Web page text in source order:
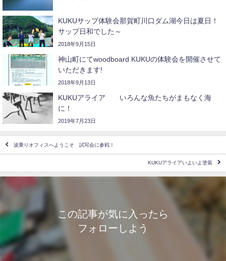
KUKUサップ体験会那賀町川口ダム湖今日は夏日！
サップ日和でした～
2018年9月15日
神山町にてwoodboard KUKUの体験会を開催させて
いただきます!
2018年9月13日
KUKUアライア いろんな魚たちがまもなく海
に！
2019年7月23日
波乗りオフィスへようこそ 試写会に参戦！
KUKUアライアいよいよ塗装
この記事が気に入ったら
フォローしよう